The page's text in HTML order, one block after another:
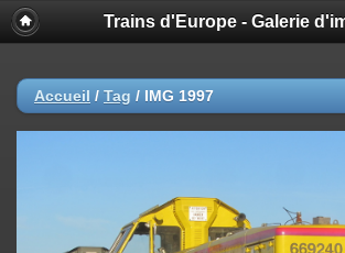
Trains d'Europe - Galerie
Accueil / Tag / IMG 1997